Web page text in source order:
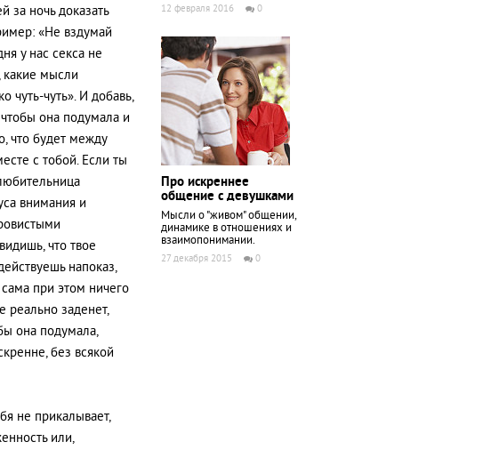
за ночь доказать
«Не вздумай
у нас секса не
какие мысли
чуть-чуть». И добавь,
она подумала и
что будет между
с тобой. Если ты
внимания и
что твое
напоказ,
при этом ничего
реально заденет,
она подумала,
без всякой
не прикалывает,
или,
12 февраля 2016 0
Про искреннее
общение с девушками
Мысли о "живом" общении,
динамике в отношениях и
взаимопонимании.
27 декабря 2015 0